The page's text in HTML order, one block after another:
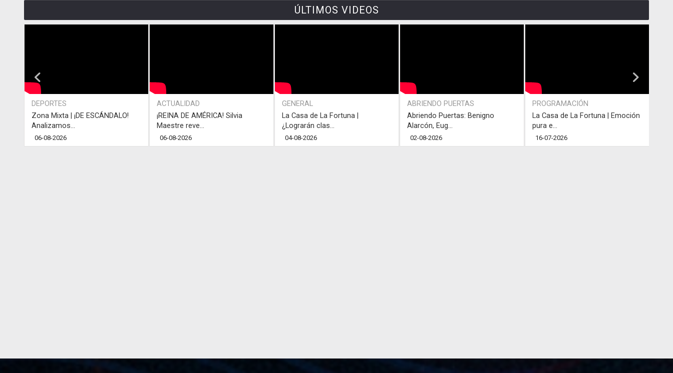
ÚLTIMOS VIDEOS
DEPORTES
Zona Mixta | ¡DE ESCÁNDALO!
Analizamos...
06-08-2026
ACTUALIDAD
¡REINA DE AMÉRICA! Silvia
Maestre reve...
06-08-2026
GENERAL
La Casa de La Fortuna |
¿Lograrán clas...
04-08-2026
ABRIENDO PUERTAS
Abriendo Puertas: Benigno
Alarcón, Eug...
02-08-2026
PROGRAMACIÓN
La Casa de La Fortuna | Emoción
pura e...
16-07-2026